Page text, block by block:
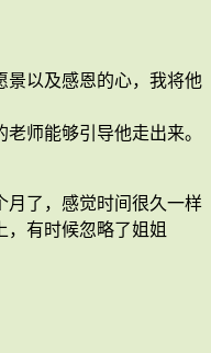
景以及感恩的心，我将他
师能够引导他走出来。
月了，感觉时间很久一样
，有时候忽略了姐姐